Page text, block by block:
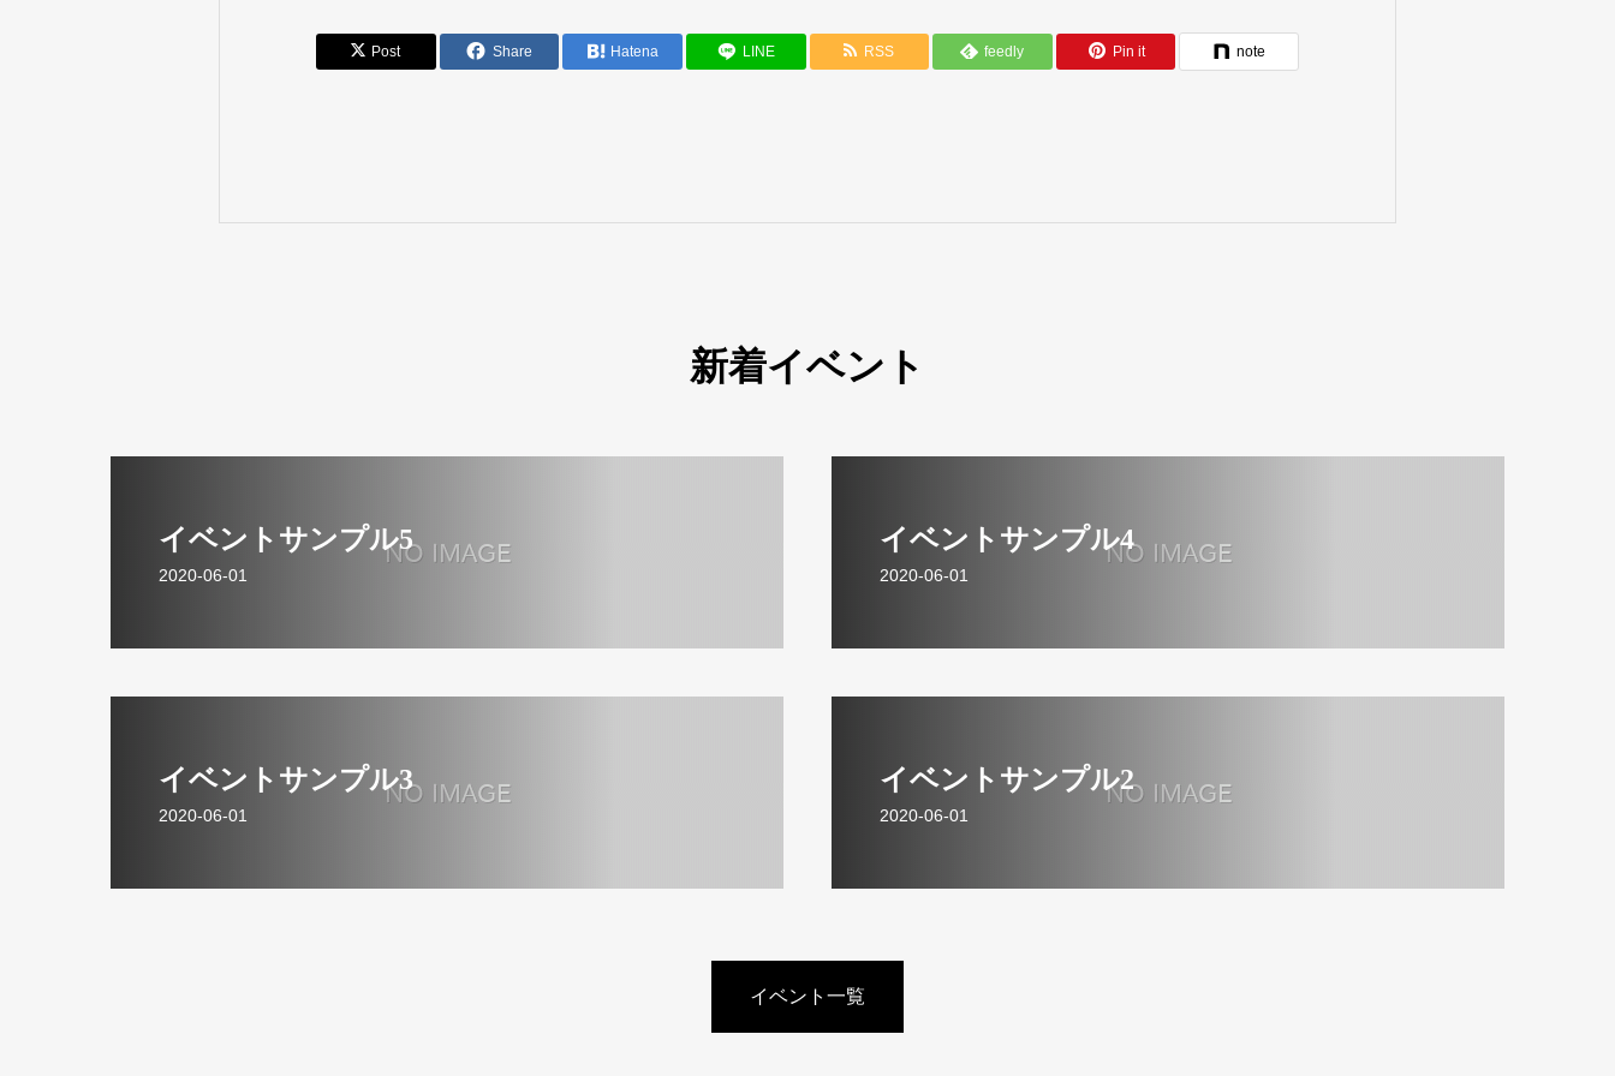
Post Share Hatena LINE RSS feedly Pin it note
新着イベント
イベントサンプル5
2020-06-01
イベントサンプル4
2020-06-01
イベントサンプル3
2020-06-01
イベントサンプル2
2020-06-01
イベント一覧